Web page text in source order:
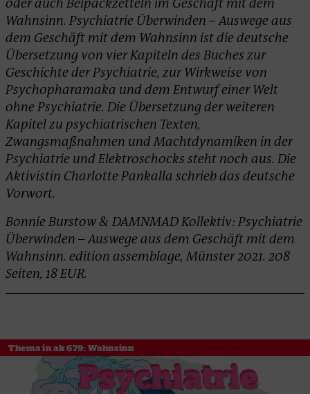
Wahnsinn. Psychiatrie Überwinden – Auswege aus
dem Geschäft mit dem Wahnsinn ist die deutsche
Übersetzung von vier Kapiteln des Buches zur
Geschichte der Psychiatrie, zur Wirkweise von
Psychopharamaka und dem Entwurf einer Welt
ohne Psychiatrie. Die Übersetzung der weiteren
Kapitel zu psychiatrischen Texten,
Zwangsmaßnahmen und Machtdynamiken in der
Psychiatrie und Elektroschocks steht noch aus. Die
Aktivistin Charlotte Pankalla schrieb das deutsche
Vorwort.
Bonnie Burstow & DAMNMAD Kollektiv: Psychiatrie
Überwinden – Auswege aus dem Geschäft mit dem
Wahnsinn. edition assemblage, Münster 2021. 208
Seiten, 18 EUR.
Thema in ak 679: Wahnsinn